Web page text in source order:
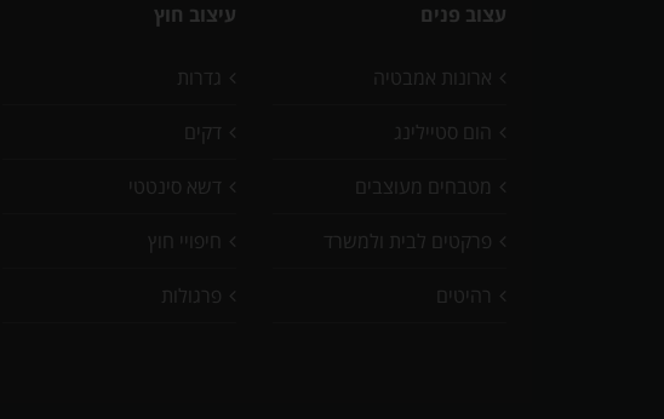
עצוב פנים
ארונות אמבטיה
הום סטיילינג
מטבחים מעוצבים
פרקטים לבית ולמשרד
רהיטים
עיצוב חוץ
גדרות
דקים
דשא סינטטי
חיפויי חוץ
פרגולות